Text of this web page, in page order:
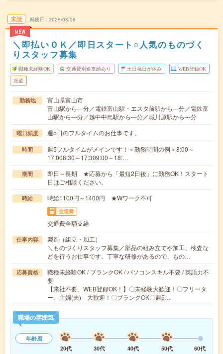
未読
NEW
掲載日 2026/08/08
＼即払いＯＫ／即日スタート○人気のものづく
りスタッフ募集
職種未経験OK 交通費別途支給あり 土日祝日が休み WEB登録OK
派遣
勤務地
富山県富山市
富山駅から---分／電鉄富山駅・エスタ前駅から---分／電鉄富
山駅から---分／越中中島駅から---分／城川原駅から---分
曜日頻度 週5日のフルタイムのお仕事です。
時間
週5フルタイムがメインです！＜勤務時間の例＞8:00～
17:008:30～17:309:00～18:…
期間
即日～長期 ★応募から「最短2日後」に勤務OK！スタート
日はご相談ください。
時給 時給1100円～1400円 ★Wワーク不可
交通費
交通費全額支給
仕事内容
製造（組立・加工）
＼ものづくりスタッフ募集／部品の組み立てや加工、検査な
どを行うお仕事です。丁寧な研修があるので、もの…
応募資格
職種未経験OK / ブランクOK / パソコンスキル不要 / 英語力不
要
【来社不要、WEB登録OK！】〇未経験大歓迎！〇フリータ
ー、主婦(夫) 大歓迎！〇ブランクOK〇週5…
職場の雰囲気
年齢層
20代
30代 40代 50代 60代